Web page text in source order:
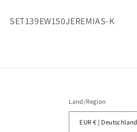
SKU:
SET139EW150JEREMIAS-K
Land/Region
EUR € | Deutschland